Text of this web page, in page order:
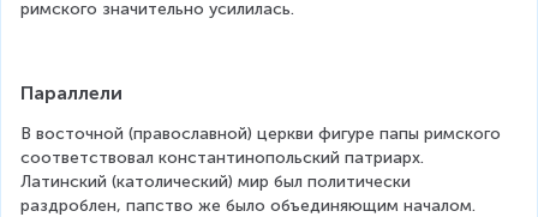
римского значительно усилилась.
Параллели
В восточной (православной) церкви фигуре папы римского
соответствовал константинопольский патриарх.
Латинский (католический) мир был политически
раздроблен, папство же было объединяющим началом.